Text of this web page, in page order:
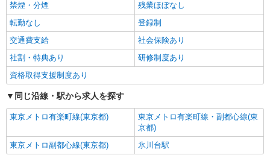
ール手当（1,000円/日）あり ◎残業時は別途時間
外手当支給（超過1分〜） ◎居住支援特別手当は
勤続5年目までの方はさらに1万円支給（再入社は
除く） ◎賞与 基本給2.08ヶ月分/年支給
キープ 詳細を見る
正社員
SOMPOケア ラヴィーレ南大泉/5009aa1
介護スタッフ
【介護福祉士】 月給：305,300円 年収例：410
万円〜 ※下記毎月平均的に支払われる手当を含み
当 ・（東京都）居住支援特別手当 ・働きがい向上
手当 ・特別夜勤手当 ・日祝手当（月平均2回分）
・夜勤手当（月平均5回分） ※居住支援特別手当
は勤続5年目までの方はさらに1万円支給（再入社
東京都練馬区南大泉2-1-28
キープ 詳細を見る
禁煙・分煙
残業ほぼなし
転勤なし
登録制
交通費支給
社会保険あり
社割・特典あり
研修制度あり
資格取得支援制度あり
同じ沿線・駅から求人を探す
東京メトロ有楽町線(東京都)
東京メトロ有楽町線・副都心線(東
京都)
東京メトロ副都心線(東京都)
氷川台駅